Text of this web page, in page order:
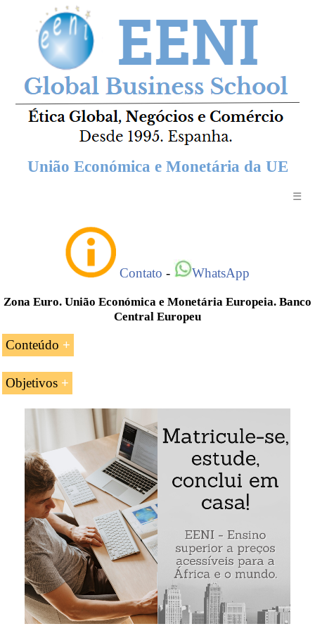
União Económica e Monetária da UE
☰
Contato - WhatsApp
Zona Euro. União Económica e Monetária Europeia. Banco
Central Europeu
Conteúdo
Introdução à União Económica e Monetária
(UEM) da UE
Evolução histórica da União Económica e
Monetária
As instituições da UE relacionadas com a União
Económica e Monetária
O Banco Central Europeu (BCE)
O Sistema Europeu de Bancos Centrais
(SEBC)
O Comité Económico e Financeiro (CEF)
O Eurogrupo
O Conselho de Ministros de Economia e
Finanças (ECOFIN)
Objetivos
Os objetivos da unidade curricular «A União Económica
e Monetária (UEM) da União Europeia» são:
Compreender os fundamentos da União
Económica e Monetária da União Europeia
Analisar as funções das cinco instituições
relacionadas com a União Económica e Monetária
Compreender os princípios da política monetária
Europeia
Conhecer o funcionamento da supervisão da zona
euro
Avaliar os mecanismos de assistência financeira da